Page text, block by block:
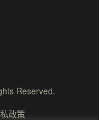
Reserved.
政策